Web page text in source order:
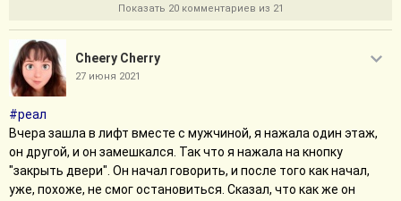
Показать 20 комментариев из 21
Cheery Cherry
27 июня 2021
#реал
Вчера зашла в лифт вместе с мужчиной, я нажала один этаж,
он другой, и он замешкался. Так что я нажала на кнопку
"закрыть двери". Он начал говорить, и после того как начал,
уже, похоже, не смог остановиться. Сказал, что как же он